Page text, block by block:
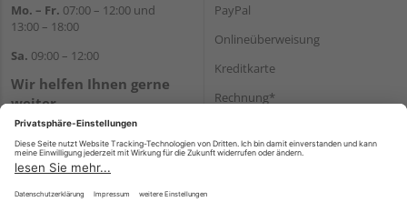
Mo. – Fr. 07:00 – 12:00 und
13:00 – 18:00
Sa. 09:00 – 12:00
Wir helfen Ihnen gerne
weiter
Tel.:+49 8122 14197
E-Mail:vertrieb@holz-liebl.de
PayPal
Onlineüberweisung
Kreditkarte
Rechnung*
Versand